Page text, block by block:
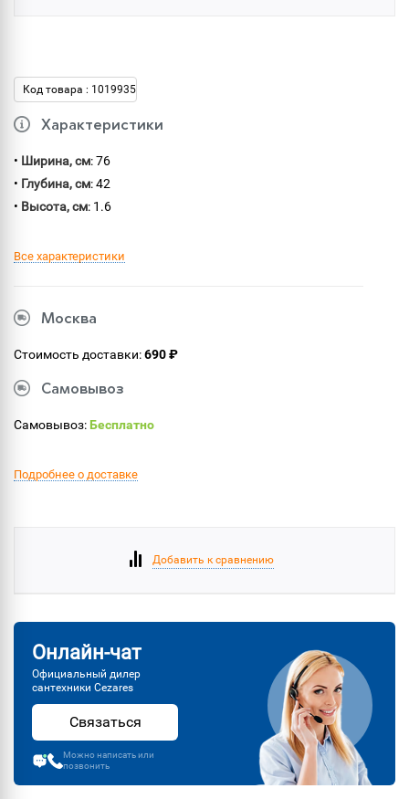
Код товара : 1019935
Характеристики
• Ширина, см: 76
• Глубина, см: 42
• Высота, см: 1.6
Все характеристики
Москва
Стоимость доставки:690 ₽
Самовывоз
Самовывоз:Бесплатно
Подробнее о доставке
Добавить к сравнению
Онлайн-чат
Официальный дилер
сантехники Cezares
Связаться
Можно написать или
позвонить